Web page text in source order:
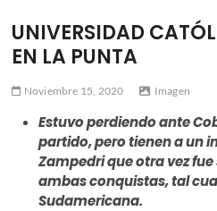
UNIVERSIDAD
EN LA PUNTA
Noviembre 15, 2020 Imagen
Estuvo perdiendo ante
partido, pero tienen a un
Zampedri que otra vez
ambas conquistas, tal
Sudamericana.